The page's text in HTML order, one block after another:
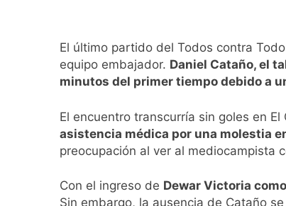
El último partido del Todos contra
equipo embajador. Daniel Cataño, el
minutos del primer tiempo debido a
El encuentro transcurría sin goles en El
asistencia médica por una molestia
preocupación al ver al mediocampista
Con el ingreso de Dewar Victoria
Sin embargo, la ausencia de Cataño